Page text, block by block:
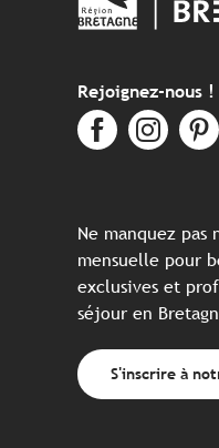
Rejoignez-nous !
Ne manquez
mensuelle pour
exclusives et
séjour en
S'inscrire à